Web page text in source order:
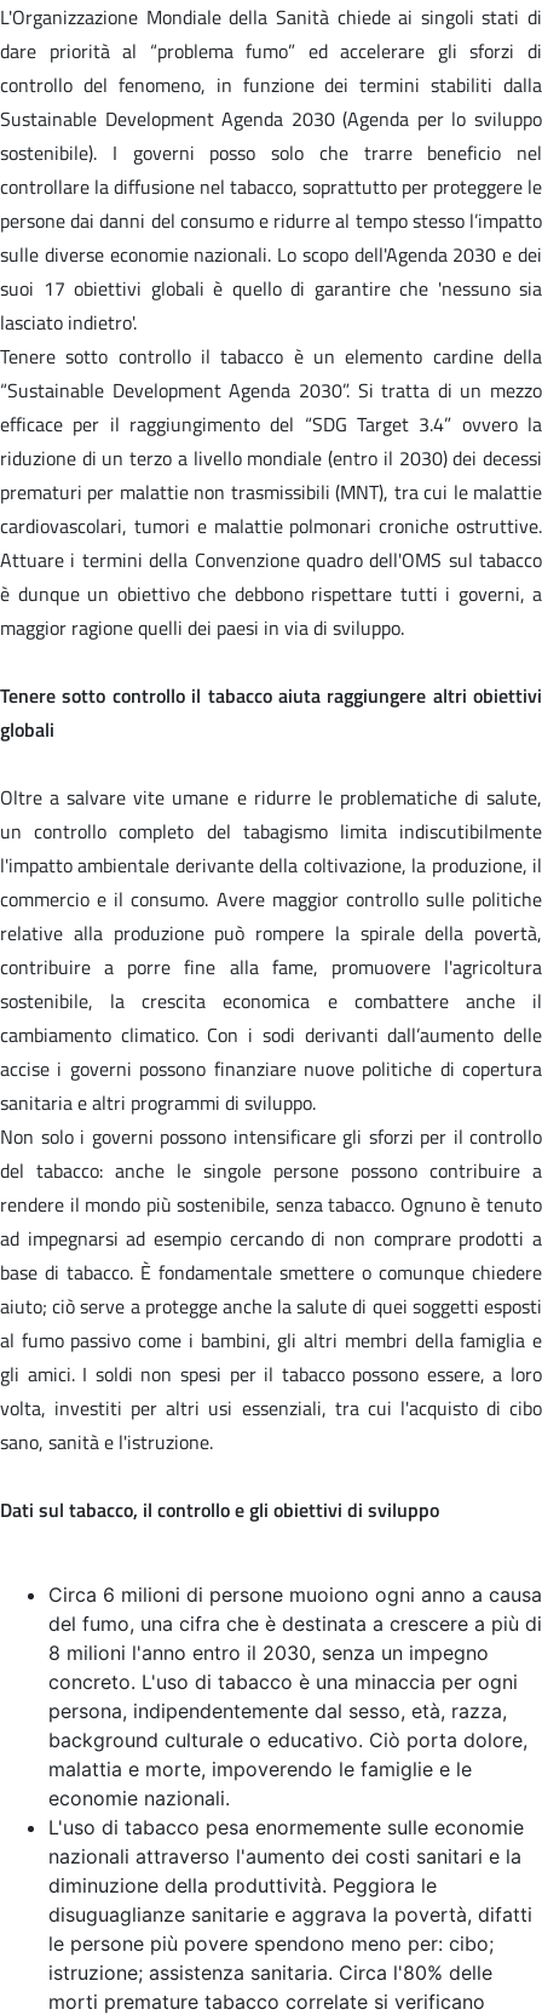
L'Organizzazione Mondiale della Sanità chiede ai singoli stati di
dare priorità al “problema fumo” ed accelerare gli sforzi di
controllo del fenomeno, in funzione dei termini stabiliti dalla
Sustainable Development Agenda 2030 (Agenda per lo sviluppo
sostenibile). I governi posso solo che trarre beneficio nel
controllare la diffusione nel tabacco, soprattutto per proteggere le
persone dai danni del consumo e ridurre al tempo stesso l’impatto
sulle diverse economie nazionali. Lo scopo dell'Agenda 2030 e dei
suoi 17 obiettivi globali è quello di garantire che 'nessuno sia
lasciato indietro'.
Tenere sotto controllo il tabacco è un elemento cardine della
“Sustainable Development Agenda 2030”. Si tratta di un mezzo
efficace per il raggiungimento del “SDG Target 3.4” ovvero la
riduzione di un terzo a livello mondiale (entro il 2030) dei decessi
prematuri per malattie non trasmissibili (MNT), tra cui le malattie
cardiovascolari, tumori e malattie polmonari croniche ostruttive.
Attuare i termini della Convenzione quadro dell'OMS sul tabacco
è dunque un obiettivo che debbono rispettare tutti i governi, a
maggior ragione quelli dei paesi in via di sviluppo.
Tenere sotto controllo il tabacco aiuta raggiungere altri obiettivi
globali
Oltre a salvare vite umane e ridurre le problematiche di salute,
un controllo completo del tabagismo limita indiscutibilmente
l'impatto ambientale derivante della coltivazione, la produzione, il
commercio e il consumo. Avere maggior controllo sulle politiche
relative alla produzione può rompere la spirale della povertà,
contribuire a porre fine alla fame, promuovere l'agricoltura
sostenibile, la crescita economica e combattere anche il
cambiamento climatico. Con i sodi derivanti dall’aumento delle
accise i governi possono finanziare nuove politiche di copertura
sanitaria e altri programmi di sviluppo.
Non solo i governi possono intensificare gli sforzi per il controllo
del tabacco: anche le singole persone possono contribuire a
rendere il mondo più sostenibile, senza tabacco. Ognuno è tenuto
ad impegnarsi ad esempio cercando di non comprare prodotti a
base di tabacco. È fondamentale smettere o comunque chiedere
aiuto; ciò serve a protegge anche la salute di quei soggetti esposti
al fumo passivo come i bambini, gli altri membri della famiglia e
gli amici. I soldi non spesi per il tabacco possono essere, a loro
volta, investiti per altri usi essenziali, tra cui l'acquisto di cibo
sano, sanità e l'istruzione.
Dati sul tabacco, il controllo e gli obiettivi di sviluppo
Circa 6 milioni di persone muoiono ogni anno a causa
del fumo, una cifra che è destinata a crescere a più di
8 milioni l'anno entro il 2030, senza un impegno
concreto. L'uso di tabacco è una minaccia per ogni
persona, indipendentemente dal sesso, età, razza,
background culturale o educativo. Ciò porta dolore,
malattia e morte, impoverendo le famiglie e le
economie nazionali.
L'uso di tabacco pesa enormemente sulle economie
nazionali attraverso l'aumento dei costi sanitari e la
diminuzione della produttività. Peggiora le
disuguaglianze sanitarie e aggrava la povertà, difatti
le persone più povere spendono meno per: cibo;
istruzione; assistenza sanitaria. Circa l'80% delle
morti premature tabacco correlate si verificano